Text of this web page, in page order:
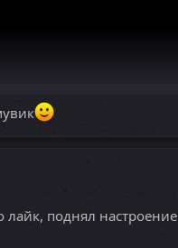
лайк, поднял настроение